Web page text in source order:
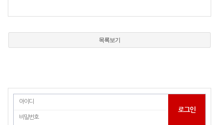
목록보기